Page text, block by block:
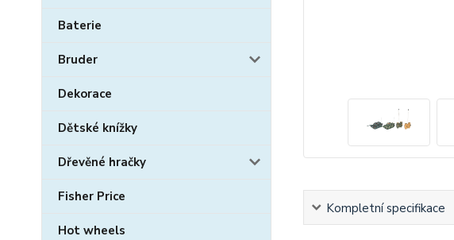
Baterie
Bruder
Dekorace
Dětské knížky
Dřevěné hračky
Fisher Price
Hot wheels
Kompletní specifikace